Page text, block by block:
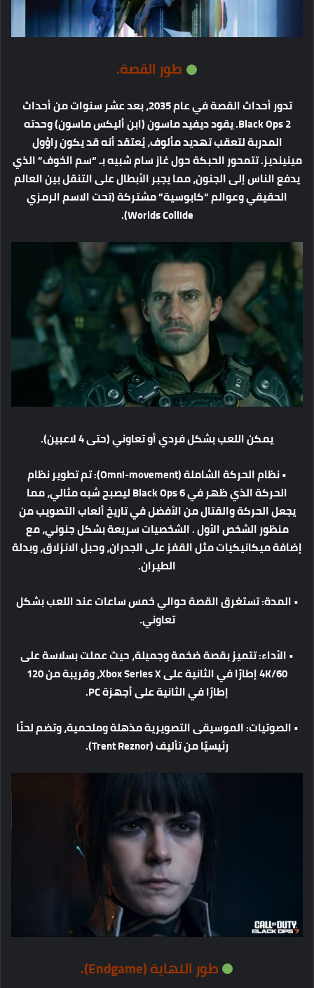
طورالقصة.
تدورأحداثالقصةفيعام2035 ،بعدعشرسنواتمنأحداث
Black Ops 2. يقودديفيدماسون(ابنأليكسماسون)وحدته
المدربةلتعقبتهديدمألوف،يُعتقدأنهقديكونراؤول
مينينديز.تتمحورالحبكةحولغازسامشبيهبـ“سمالخوف”الذي
يدفعالناسإلىالجنون،ممايجبرالأبطالعلىالتنقلبينالعالم
الحقيقيوعوالم“كابوسية”مشتركة(تحتالاسمالرمزي
Worlds Collide).
يمكناللعببشكلفرديأوتعاوني(حتى لاعبين).
•نظامالحركةالشاملة(Omni-movement): تمتطويرنظام
الحركةالذيظهرفي ليصبحشبهمثالي،مما
يجعلالحركةوالقتالمنالأفضلفيتاريخألعابالتصويبمن
منظورالشخصالأول.الشخصياتسريعةبشكلجنوني،مع
إضافةميكانيكياتمثلالقفزعلىالجدران، وحبلالانزلاق،وبدلة
الطيران.
•المدة:تستغرقالقصةحواليخمسساعاتعنداللعببشكل
تعاوني.
•الأداء:تتميزبقصةضخمةوجميلة،حيثعملتبسلاسةعلى
4K/60إطارًافيالثانيةعلى ،وقريبةمن
إطارًافيالثانيةعلىأجهزة
•الصوتيات:الموسيقىالتصويريةمذهلةوملحمية،وتضملحنًا
رئيسيًامنتأليف(Trent Reznor).
طور النهاية(Endgame).